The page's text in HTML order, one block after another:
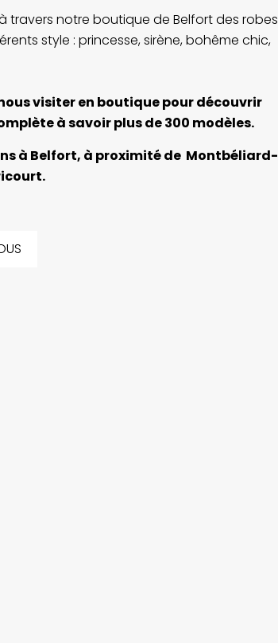
travers notre boutique de Belfort des robes
style : princesse, sirène, bohême chic,
visiter en boutique pour découvrir
à savoir plus de 300 modèles.
à Belfort, à proximité de Montbéliard-